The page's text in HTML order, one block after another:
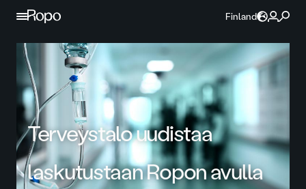
Jatka sisältöön
Finland
Terveystalo uudistaa
laskutustaan Ropon avulla